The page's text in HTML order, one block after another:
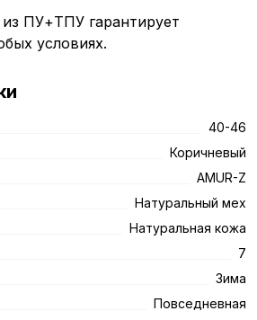
ПУ+ТПУ гарантирует
условиях.
40-46
Коричневый
AMUR-Z
Натуральный мех
Натуральная кожа
7
Зима
Повседневная